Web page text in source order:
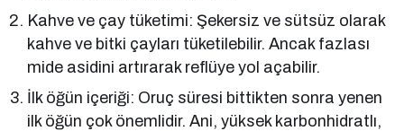
Kahve ve çay tüketimi: Şekersiz ve sütsüz olarak
kahve ve bitki çayları tüketilebilir. Ancak fazlası
mide asidini artırarak reflüye yol açabilir.
İlk öğün içeriği: Oruç süresi bittikten sonra yenen
ilk öğün çok önemlidir. Ani, yüksek karbonhidratlı,